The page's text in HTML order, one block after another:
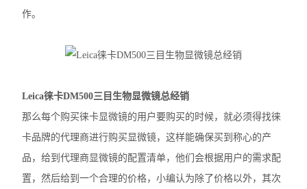
徕卡M125 C体视显微镜
徕卡DM2500生物显微镜
奥林巴斯显微镜镜头
Nikon尼康SMZ25体视显微镜
Nikon尼康LV100ND POL-DS偏光显微镜
作。
Leica徕卡DM500三目生物显微镜总经销
那么每个购买徕卡显微镜的用户要购买的时候，就必须得找徕
卡品牌的代理商进行购买显微镜，这样能确保买到称心的产
品，给到代理商显微镜的配置清单，他们会根据用户的需求配
置，然后给到一个合理的价格，小编认为除了价格以外，其次